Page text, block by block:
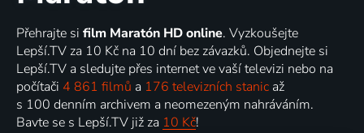
Přehrajte si film Maratón HD online. Vyzkoušejte
Lepší.TV za 10 Kč na 10 dní bez závazků. Objednejte si
Lepší.TV a sledujte přes internet ve vaší televizi nebo na
počítači 4 861 filmů a 176 televizních stanic až
s 100 denním archivem a neomezeným nahráváním.
Bavte se s Lepší.TV již za 10 Kč!